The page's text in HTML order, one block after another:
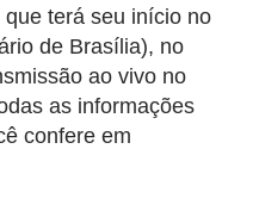
terá seu início no
de Brasília), no
ao vivo no
as informações
confere em